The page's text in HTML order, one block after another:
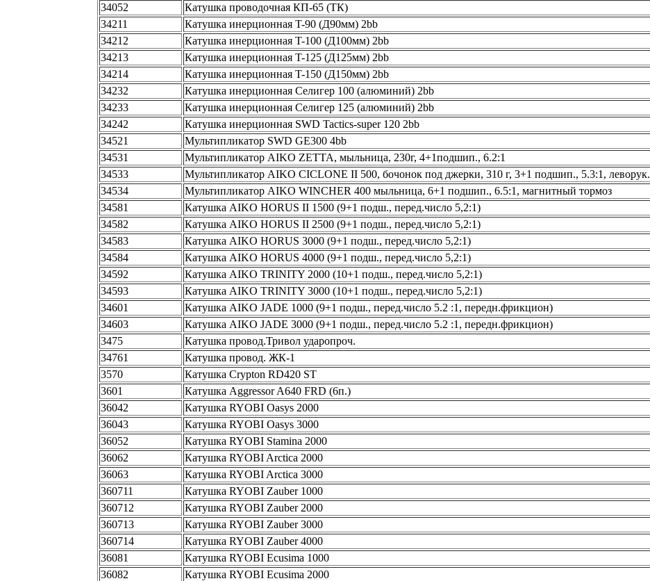
34052
Катушка проводочная КП-65 (ТК)
34211
Катушка инерционная T-90 (Д90мм) 2bb
34212
Катушка инерционная T-100 (Д100мм) 2bb
34213
Катушка инерционная T-125 (Д125мм) 2bb
34214
Катушка инерционная T-150 (Д150мм) 2bb
34232
Катушка инерционная Селигер 100 (алюминий) 2bb
34233
Катушка инерционная Селигер 125 (алюминий) 2bb
34242
Катушка инерционная SWD Tactics-super 120 2bb
34521
Мультипликатор SWD GE300 4bb
34531
Мультипликатор AIKO ZETTA, мыльница, 230г, 4+1подшип., 6.2:1
34533
Мультипликатор AIKO CICLONE II 500, бочонок под джерки, 310 г, 3+1 подшип., 5.3:1, леворук.
34534
Мультипликатор AIKO WINCHER 400 мыльница, 6+1 подшип., 6.5:1, магнитный тормоз
34581
Катушка AIKO HORUS II 1500 (9+1 подш., перед.число 5,2:1)
34582
Катушка AIKO HORUS II 2500 (9+1 подш., перед.число 5,2:1)
34583
Катушка AIKO HORUS 3000 (9+1 подш., перед.число 5,2:1)
34584
Катушка AIKO HORUS 4000 (9+1 подш., перед.число 5,2:1)
34592
Катушка AIKO TRINITY 2000 (10+1 подш., перед.число 5,2:1)
34593
Катушка AIKO TRINITY 3000 (10+1 подш., перед.число 5,2:1)
34601
Катушка AIKO JADE 1000 (9+1 подш., перед.число 5.2 :1, передн.фрикцион)
34603
Катушка AIKO JADE 3000 (9+1 подш., перед.число 5.2 :1, передн.фрикцион)
3475
Катушка провод.Тривол ударопроч.
34761
Катушка провод. ЖК-1
3570
Катушка Crypton RD420 ST
3601
Катушка Aggressor A640 FRD (6п.)
36042
Катушка RYOBI Oasys 2000
36043
Катушка RYOBI Oasys 3000
36052
Катушка RYOBI Stamina 2000
36062
Катушка RYOBI Arctica 2000
36063
Катушка RYOBI Arctica 3000
360711
Катушка RYOBI Zauber 1000
360712
Катушка RYOBI Zauber 2000
360713
Катушка RYOBI Zauber 3000
360714
Катушка RYOBI Zauber 4000
36081
Катушка RYOBI Ecusima 1000
36082
Катушка RYOBI Ecusima 2000